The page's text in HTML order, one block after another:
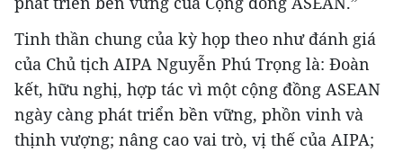
Tinh thần chung của kỳ họp theo như đánh giá
của Chủ tịch AIPA Nguyễn Phú Trọng là: Đoàn
kết, hữu nghị, hợp tác vì một cộng đồng ASEAN
ngày càng phát triển bền vững, phồn vinh và
thịnh vượng; nâng cao vai trò, vị thế của AIPA;